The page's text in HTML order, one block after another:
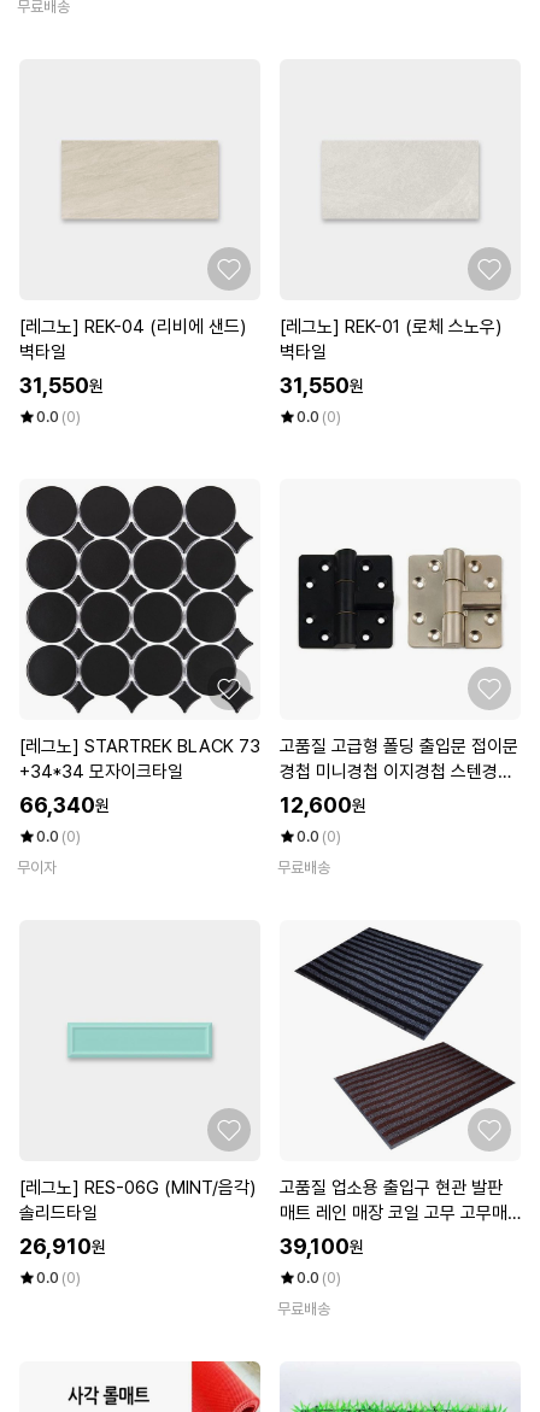
무료배송
[레그노] REK-04 (리비에 샌드)
벽타일
31,550원
0.0 (0)
[레그노] REK-01 (로체 스노우)
벽타일
31,550원
0.0 (0)
[레그노] STARTREK BLACK 73
+34*34 모자이크타일
66,340원
0.0 (0)
무이자
고품질 고급형 폴딩 출입문 접이문
경첩 미니경첩 이지경첩 스텐경첩
장석 (W5F03D8)
12,600원
0.0 (0)
무료배송
[레그노] RES-06G (MINT/음각)
솔리드타일
26,910원
0.0 (0)
고품질 업소용 출입구 현관 발판
매트 레인 매장 코일 고무 고무매
트 (W90301F)
39,100원
0.0 (0)
무료배송